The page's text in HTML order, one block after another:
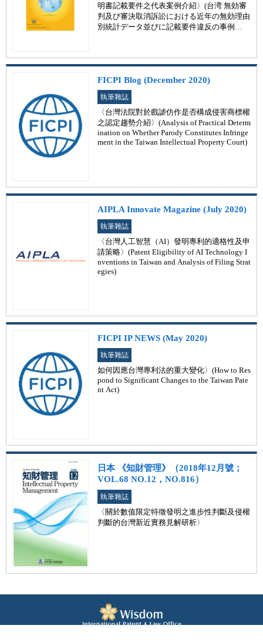
明書記載要件之代表案例介紹〉(台湾 無効審
判及び審決取消訴訟における近年の無効理由
別統計データ並びに記載要件違反の事例紹
FICPI Blog (December 2020)
執筆雜誌
〈台灣法院對於戲謔仿作是否構成侵害商標權
之認定趨勢介紹〉(Analysis of Practical Determ
ination on Whether Parody Constitutes Infringe
ment in the Taiwan Intellectual Property Court)
AIPLA Innovate Magazine (July 2020)
執筆雜誌
〈台灣人工智慧（AI）發明專利的適格性及申
請策略〉(Patent Eligibility of AI Technology I
nventions in Taiwan and Analysis of Filing Strat
egies)
FICPI IP NEWS (May 2020)
執筆雜誌
如何因應台灣專利法的重大變化〉(How to Res
pond to Significant Changes to the Taiwan Pate
nt Act)
日本 《知財管理》（2018年12月號；
VOL.68 NO.12，NO.816）
執筆雜誌
〈關於數值限定特徵發明之進步性判斷及侵權
判斷的台灣新近實務見解研析〉